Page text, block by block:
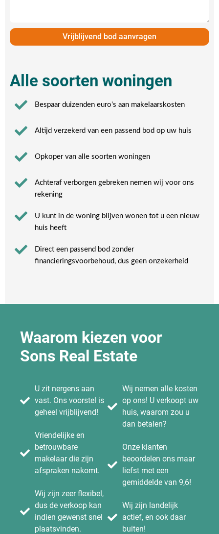
Vrijblijvend bod aanvragen
Alle soorten woningen
Bespaar duizenden euro's aan makelaarskosten
Altijd verzekerd van een passend bod op uw huis
Opkoper van alle soorten woningen
Achteraf verborgen gebreken nemen wij voor ons
rekening​
U kunt in de woning blijven wonen tot u een nieuw
huis heeft​
Direct een passend bod zonder
financieringsvoorbehoud, dus geen onzekerheid​
Waarom kiezen voor
Sons Real Estate
U zit nergens aan
vast. Ons voorstel is
geheel vrijblijvend!
Vriendelijke en
betrouwbare
makelaar die zijn
afspraken nakomt.
Wij zijn zeer flexibel,
dus de verkoop kan
indien gewenst snel
plaatsvinden.
Wij nemen alle kosten
op ons! U verkoopt uw
huis, waarom zou u
dan betalen?
Onze klanten
beoordelen ons maar
liefst met een
gemiddelde van 9,6!
Wij zijn landelijk
actief, en ook daar
buiten!